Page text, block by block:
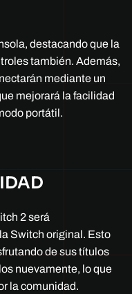
destacando que la
también. Además,
mediante un
mejorará la facilidad
portátil.
2 será
Switch original. Esto
de sus títulos
nuevamente, lo que
la comunidad.